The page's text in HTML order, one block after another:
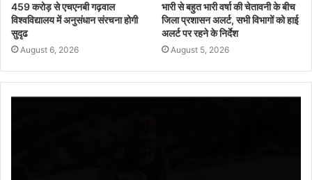
459 करोड़ से एचएनबी गढ़वाल
विश्वविद्यालय में अनुसंधान संरचना होगी
सुदृढ
August 6, 2026
भारी से बहुत भारी वर्षा की चेतावनी के बीच
जिला प्रशासन अलर्ट, सभी विभागों को हाई
अलर्ट पर रहने के निर्देश
August 5, 2026